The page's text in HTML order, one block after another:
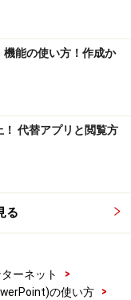
能の使い方！作成か
代替アプリと閲覧方
る
ーネット
>
の使い方
>